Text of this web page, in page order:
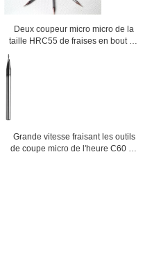
Deux coupeur micro micro de la
taille HRC55 de fraises en bout de
Grande vitesse fraisant les outils
de coupe micro de l'heure C60 de